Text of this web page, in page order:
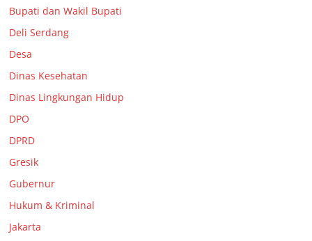
Bupati dan Wakil Bupati
Deli Serdang
Desa
Dinas Kesehatan
Dinas Lingkungan Hidup
DPO
DPRD
Gresik
Gubernur
Hukum & Kriminal
Jakarta